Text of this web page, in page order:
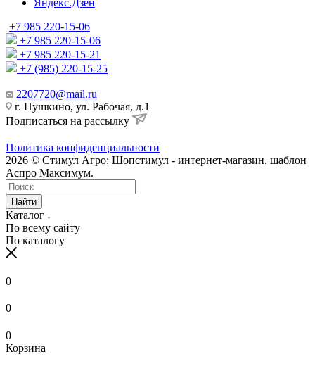
+7 985 220-15-06
+7 985 220-15-06
+7 985 220-15-21
+7 (985) 220-15-25
2207720@mail.ru
г. Пушкино, ул. Рабочая, д.1
Подписаться на рассылку
Политика конфиденциальности
2026 © Стимул Агро: Шопстимул - интернет-магазин. шаблон
Аспро Максимум.
Найти
Каталог
По всему сайту
По каталогу
0
0
0
Корзина